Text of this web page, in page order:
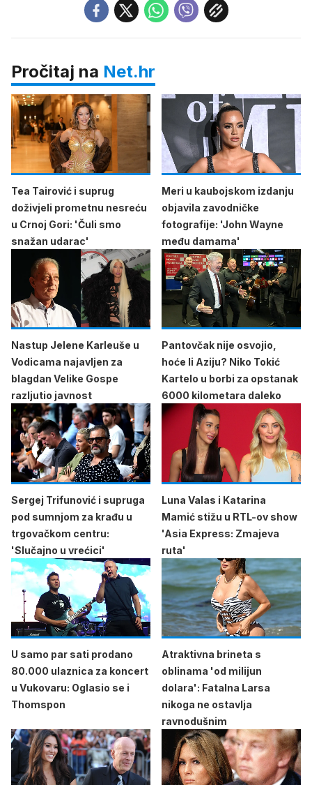
Pročitaj na Net.hr
Tea Tairović i suprug
doživjeli prometnu nesreću
u Crnoj Gori: 'Čuli smo
snažan udarac'
Meri u kaubojskom izdanju
objavila zavodničke
fotografije: 'John Wayne
među damama'
Nastup Jelene Karleuše u
Vodicama najavljen za
blagdan Velike Gospe
razljutio javnost
Pantovčak nije osvojio,
hoće li Aziju? Niko Tokić
Kartelo u borbi za opstanak
6000 kilometara daleko
Sergej Trifunović i supruga
pod sumnjom za krađu u
trgovačkom centru:
'Slučajno u vrećici'
Luna Valas i Katarina
Mamić stižu u RTL-ov show
'Asia Express: Zmajeva
ruta'
U samo par sati prodano
80.000 ulaznica za koncert
u Vukovaru: Oglasio se i
Thomspon
Atraktivna brineta s
oblinama 'od milijun
dolara': Fatalna Larsa
nikoga ne ostavlja
ravnodušnim